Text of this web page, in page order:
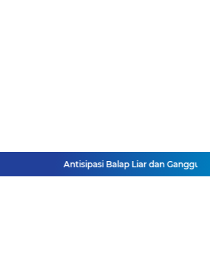
Antisipasi Balap Liar dan Gangguan